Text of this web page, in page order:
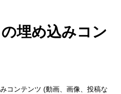
埋め込みコン
コンテンツ (動画、画像、投稿な